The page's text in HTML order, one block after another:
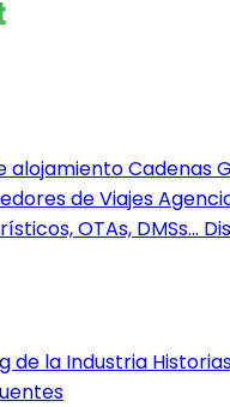
alojamientoCadenas
de Viajes
OTAs, DMSs...
de la Industria